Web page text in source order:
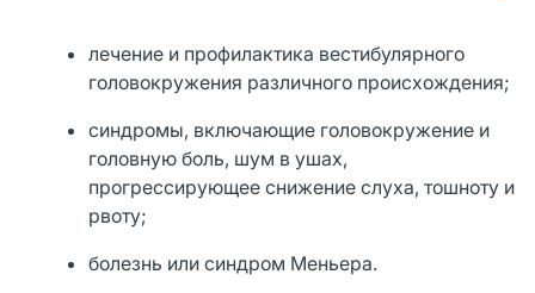
лечение и профилактика вестибулярного
головокружения различного происхождения;
синдромы, включающие головокружение и
головную боль, шум в ушах,
прогрессирующее снижение слуха, тошноту и
рвоту;
болезнь или синдром Меньера.